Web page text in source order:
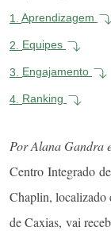
1. Aprendizagem
2. Equipes
3. Engajamento
4. Ranking
Por Alana Gandra
Centro Integrado
Chaplin, localizado
de Caxias, vai